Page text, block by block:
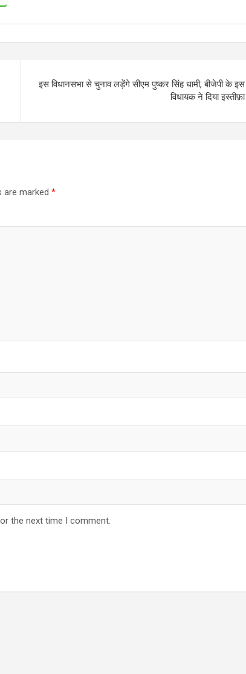
इस विधानसभा से चुनाव लड़ेंगे सीएम पुष्‍कर सिंह धामी, बीजेपी के इस
विधायक ने दिया इस्तीफ़ा
are marked *
the next time I comment.